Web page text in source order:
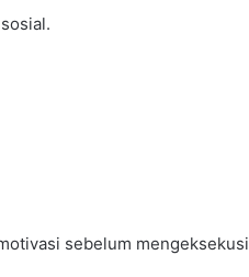
sebelum mengeksekusi